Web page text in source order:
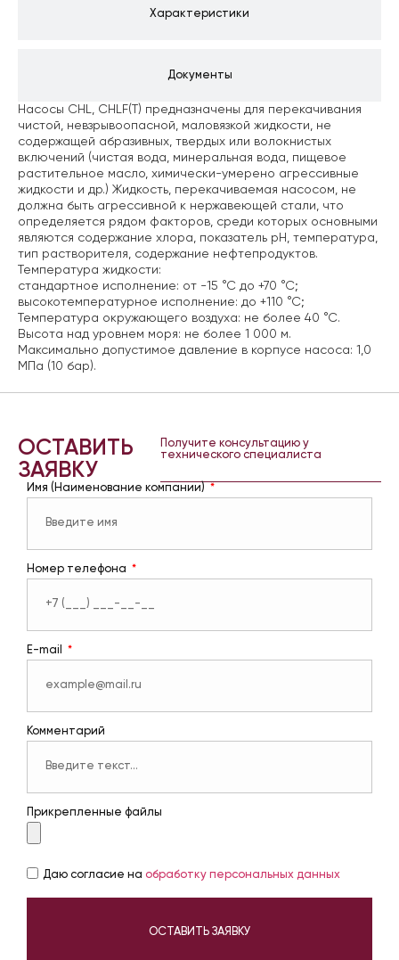
Характеристики
Документы
Насосы CHL, CHLF(T) предназначены для перекачивания
чистой, невзрывоопасной, маловязкой жидкости, не
содержащей абразивных, твердых или волокнистых
включений (чистая вода, минеральная вода, пищевое
растительное масло, химически-умерено агрессивные
жидкости и др.) Жидкость, перекачиваемая насосом, не
должна быть агрессивной к нержавеющей стали, что
определяется рядом факторов, среди которых основными
являются содержание хлора, показатель pH, температура,
тип растворителя, содержание нефтепродуктов.
Температура жидкости:
стандартное исполнение: от -15 °С до +70 °С;
высокотемпературное исполнение: до +110 °С;
Температура окружающего воздуха: не более 40 °С.
Высота над уровнем моря: не более 1 000 м.
Максимально допустимое давление в корпусе насоса: 1,0
МПа (10 бар).
ОСТАВИТЬ
ЗАЯВКУ
Получите консультацию у
технического специалиста
Имя (Наименование компании)
Номер телефона
E-mail
Комментарий
Прикрепленные файлы
Даю согласие на обработку персональных данных
ОСТАВИТЬ ЗАЯВКУ